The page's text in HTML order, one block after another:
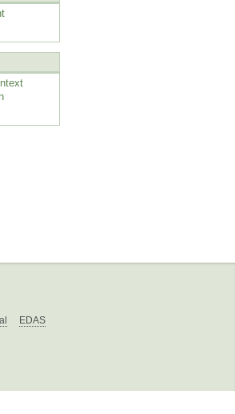
EDAS